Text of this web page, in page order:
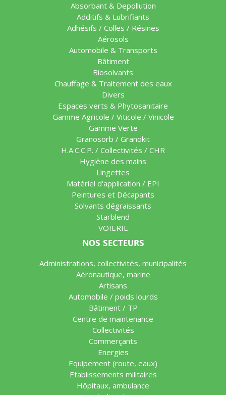
Absorbant & Depollution
Additifs & Lubrifiants
Adhésifs / Colles / Résines
Aérosols
Automobile & Transports
Bâtiment
Biosolvants
Chauffage & Traitement des eaux
Divers
Espaces verts & Phytosanitaire
Gamme Agricole / Viticole / Vinicole
Gamme Verte
Granosorb / Granokit
H.A.C.C.P. / Collectivités / CHR
Hygiène des mains
Lingettes
Matériel d'application / EPI
Peintures et Décapants
Solvants dégraissants
Starblend
VOIERIE
NOS SECTEURS
Administrations, collectivités, municipalités
Aéronautique, marine
Artisans
Automobile / poids lourds
Bâtiment / TP
Centre de maintenance
Collectivités
Commerçants
Energies
Equipement (route, eaux)
Etablissements militaires
Hôpitaux, ambulance